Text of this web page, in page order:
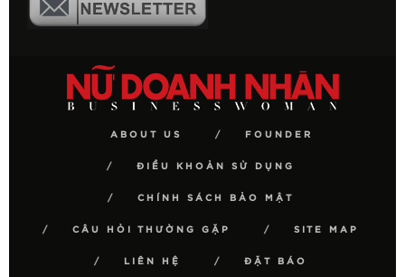
ABOUT US FOUNDER
ĐIỀU KHOẢN SỬ DỤNG
CHÍNH SÁCH BẢO MẬT
CÂU HỎI THƯỜNG GẶP SITE MAP
LIÊN HỆ ĐẶT BÁO